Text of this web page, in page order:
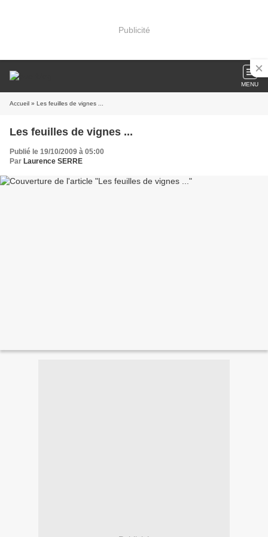
Publicité
MENU
Accueil » Les feuilles de vignes ...
Les feuilles de vignes ...
Publié le 19/10/2009 à 05:00
Par Laurence SERRE